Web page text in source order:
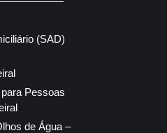
(SAD)
Pessoas
de Água –